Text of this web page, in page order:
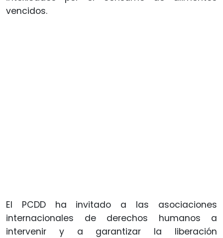
vencidos.
El PCDD ha invitado a las asociaciones
internacionales de derechos humanos a
intervenir y a garantizar la liberación